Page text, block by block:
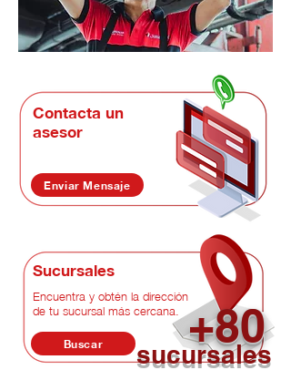
Encuentra y obtén la dirección
de tu sucursal más cercana.
sucursales
Contacta un
asesor
Enviar Mensaje
Sucursales
Buscar +80